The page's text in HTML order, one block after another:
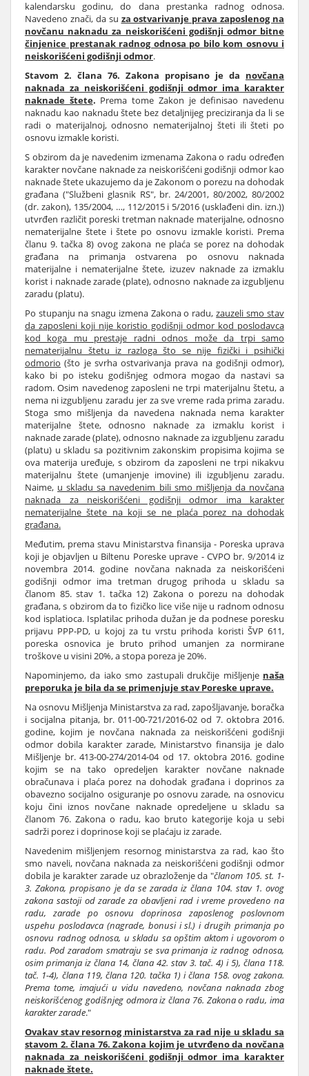
kalendarsku godinu, do dana prestanka radnog odnosa.
Navedeno znači, da su za ostvarivanje prava zaposlenog na
novčanu naknadu za neiskorišćeni godišnji odmor bitne
činjenice prestanak radnog odnosa po bilo kom osnovu i
neiskorišćeni godišnji odmor.
Stavom 2. člana 76. Zakona propisano je da novčana
naknada za neiskorišćeni godišnji odmor ima karakter
naknade štete. Prema tome Zakon je definisao navedenu
naknadu kao naknadu štete bez detaljnijeg preciziranja da li se
radi o materijalnoj, odnosno nematerijalnoj šteti ili šteti po
osnovu izmakle koristi.
S obzirom da je navedenim izmenama Zakona o radu određen
karakter novčane naknade za neiskorišćeni godišnji odmor kao
naknade štete ukazujemo da je Zakonom o porezu na dohodak
građana ("Službeni glasnik RS", br. 24/2001, 80/2002, 80/2002
(dr. zakon), 135/2004, …, 112/2015 i 5/2016 (usklađeni din. izn.))
utvrđen različit poreski tretman naknade materijalne, odnosno
nematerijalne štete i štete po osnovu izmakle koristi. Prema
članu 9. tačka 8) ovog zakona ne plaća se porez na dohodak
građana na primanja ostvarena po osnovu naknada
materijalne i nematerijalne štete, izuzev naknade za izmaklu
korist i naknade zarade (plate), odnosno naknade za izgubljenu
zaradu (platu).
Po stupanju na snagu izmena Zakona o radu,zauzeli smo stav
da zaposleni koji nije koristio godišnji odmor kod poslodavca
kod koga mu prestaje radni odnos može da trpi samo
nematerijalnu štetu iz razloga što se nije fizički i psihički
odmorio (što je svrha ostvarivanja prava na godišnji odmor),
kako bi po isteku godišnjeg odmora mogao da nastavi sa
radom. Osim navedenog zaposleni ne trpi materijalnu štetu, a
nema ni izgubljenu zaradu jer za sve vreme rada prima zaradu.
Stoga smo mišljenja da navedena naknada nema karakter
materijalne štete, odnosno naknade za izmaklu korist i
naknade zarade (plate), odnosno naknade za izgubljenu zaradu
(platu) u skladu sa pozitivnim zakonskim propisima kojima se
ova materija uređuje, s obzirom da zaposleni ne trpi nikakvu
materijalnu štete (umanjenje imovine) ili izgubljenu zaradu.
Naime, u skladu sa navedenim bili smo mišljenja da novčana
naknada za neiskorišćeni godišnji odmor ima karakter
nematerijalne štete na koji se ne plaća porez na dohodak
građana.
Međutim, prema stavu Ministarstva finansija - Poreska uprava
koji je objavljen u Biltenu Poreske uprave - CVPO br. 9/2014 iz
novembra 2014. godine novčana naknada za neiskorišćeni
godišnji odmor ima tretman drugog prihoda u skladu sa
članom 85. stav 1. tačka 12) Zakona o porezu na dohodak
građana, s obzirom da to fizičko lice više nije u radnom odnosu
kod isplatioca. Isplatilac prihoda dužan je da podnese poresku
prijavu PPP-PD, u kojoj za tu vrstu prihoda koristi ŠVP 611,
poreska osnovica je bruto prihod umanjen za normirane
troškove u visini 20%, a stopa poreza je 20%.
Napominjemo, da iako smo zastupali drukčije mišljenje naša
preporuka je bila da se primenjuje stav Poreske uprave.
Na osnovu Mišljenja Ministarstva za rad, zapošljavanje, boračka
i socijalna pitanja, br. 011-00-721/2016-02 od 7. oktobra 2016.
godine, kojim je novčana naknada za neiskorišćeni godišnji
odmor dobila karakter zarade, Ministarstvo finansija je dalo
Mišljenje br. 413-00-274/2014-04 od 17. oktobra 2016. godine
kojim se na tako opredeljen karakter novčane naknade
obračunava i plaća porez na dohodak građana i doprinos za
obavezno socijalno osiguranje po osnovu zarade, na osnovicu
koju čini iznos novčane naknade opredeljene u skladu sa
članom 76. Zakona o radu, kao bruto kategorije koja u sebi
sadrži porez i doprinose koji se plaćaju iz zarade.
Navedenim mišljenjem resornog ministarstva za rad, kao što
smo naveli, novčana naknada za neiskorišćeni godišnji odmor
dobila je karakter zarade uz obrazloženje da "članom 105. st. 1-
3. Zakona, propisano je da se zarada iz člana 104. stav 1. ovog
zakona sastoji od zarade za obavljeni rad i vreme provedeno na
radu, zarade po osnovu doprinosa zaposlenog poslovnom
uspehu poslodavca (nagrade, bonusi i sl.) i drugih primanja po
osnovu radnog odnosa, u skladu sa opštim aktom i ugovorom o
radu. Pod zaradom smatraju se sva primanja iz radnog odnosa,
osim primanja iz člana 14, člana 42. stav 3. tač. 4) i 5), člana 118.
tač. 1-4), člana 119, člana 120. tačka 1) i člana 158. ovog zakona.
Prema tome, imajući u vidu navedeno, novčana naknada zbog
neiskorišćenog godišnjeg odmora iz člana 76. Zakona o radu, ima
karakter zarade."
Ovakav stav resornog ministarstva za rad nije u skladu sa
stavom 2. člana 76. Zakona kojim je utvrđeno da novčana
naknada za neiskorišćeni godišnji odmor ima karakter
naknade štete.